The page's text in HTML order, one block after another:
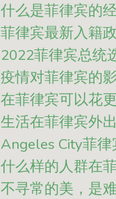
什么是菲律宾的
菲律宾最新入籍
2022菲律宾总统
疫情对菲律宾的
在菲律宾可以花
生活在菲律宾外
Angeles City菲
什么样的人群在
不寻常的美，是